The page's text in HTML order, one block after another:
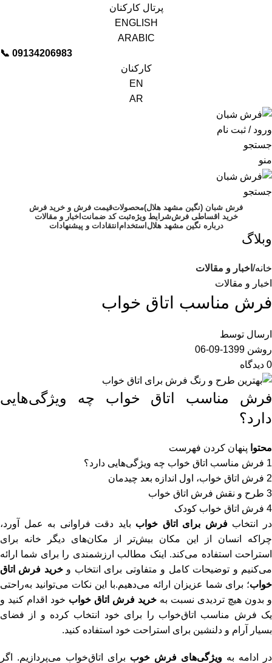
پرتال کارکنان
ENGLISH
ARABIC
📞︁ 09134206983
کارکنان
EN
AR
ورود / ثبت نام
جستجو
منو
جستجو
فرش شبان (نگین مشهد هلال)محصولاتقیمت فرش و خرید فرش
خرید اقساطی فرششرایط ویژهثبت کد ضمانتاخبار و مقالات
درباره نگین مشهد هلالاستخدامانتقادات و پیشنهادات
وبلاگ
خانه اخبار و مقالات
اخبار و مقالات
فرش مناسب اتاق خواب
ارسال توسط
روشن 1399-09-06
0 دیدگاه
فرش مناسب اتاق خواب چه ویژگی‌هایی
دارد؟
محتوا پنهان کردن فهرست
1 فرش مناسب اتاق خواب چه ویژگی‌هایی دارد؟
2 فرش اتاق خواب، اول اندازه بعد چیدمان
3 طرح و نقش فرش اتاق خواب
4 فرش اتاق خواب کودک
در انتخابفرش برای اتاق‌ خواب باید دقت فراوانی به عمل آورد،
چراکه انسان از این مکان بیش‌تر از مکان‌های دیگر خانه برای
استراحت استفاده می‌کند. اینک مطالب ارزشمندی را برای شما ارائه
می‌کنیم و توضیحات کامل و متفاوتی برای انتخاب وخرید فرش اتاق‌
خواب؛ برای شما عزیزان ارائه می‌دهیم.با این نکات می‌توانید به‌راحتی
و بدون هیچ تردیدی نسبت به خرید فرش اتاق‌ خواب خود اقدام کنید و
یک فرش مناسب اتاق‌خواب را برای خود انتخاب کرده و از فضای
بسیار آرام و دلنشین برای استراحت خود استفاده کنید.
در ادامه به ویژگی‌های فرش خوب برای اتاق‌خواب می‌پردازیم. اگر